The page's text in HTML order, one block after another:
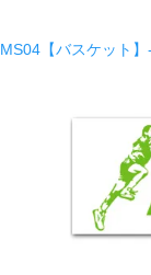
MS04【バスケット